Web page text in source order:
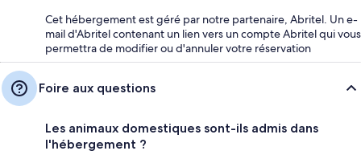
Cet hébergement est géré par notre partenaire, Abritel. Un e-
mail d'Abritel contenant un lien vers un compte Abritel qui vous
permettra de modifier ou d'annuler votre réservation
Foire aux questions
Les animaux domestiques sont-ils admis dans
l'hébergement ?